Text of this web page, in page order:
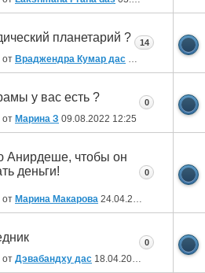
планетарий ?
Враджендра Кумар дас 14:26
14
у вас есть ?
Марина З 09.08.2022 12:25
0
Анирдеше, чтобы он
деньги!
Марина Макарова 24.04.2022
0
Дэвабандху дас 18.04.2022
0